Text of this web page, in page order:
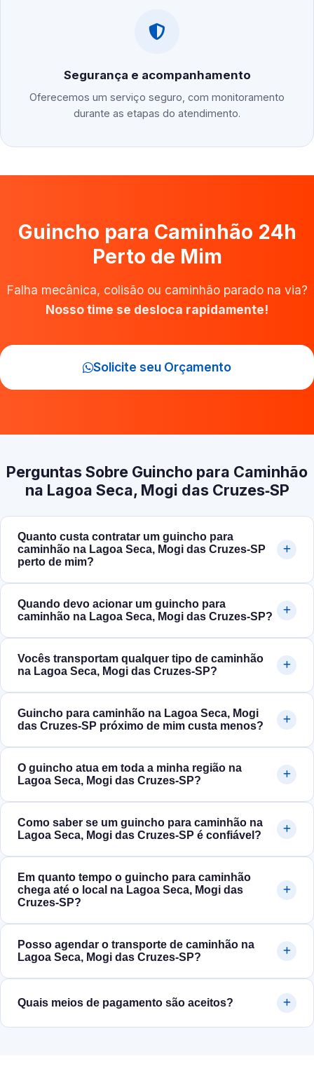
Segurança e acompanhamento
Oferecemos um serviço seguro, com monitoramento
durante as etapas do atendimento.
Guincho para Caminhão 24h
Perto de Mim
Falha mecânica, colisão ou caminhão parado na via?
Nosso time se desloca rapidamente!
Solicite seu Orçamento
Perguntas Sobre Guincho para Caminhão
na Lagoa Seca, Mogi das Cruzes‑SP
Quanto custa contratar um guincho para
caminhão na Lagoa Seca, Mogi das Cruzes‑SP
perto de mim?
Quando devo acionar um guincho para
caminhão na Lagoa Seca, Mogi das Cruzes‑SP?
Vocês transportam qualquer tipo de caminhão
na Lagoa Seca, Mogi das Cruzes‑SP?
Guincho para caminhão na Lagoa Seca, Mogi
das Cruzes‑SP próximo de mim custa menos?
O guincho atua em toda a minha região na
Lagoa Seca, Mogi das Cruzes‑SP?
Como saber se um guincho para caminhão na
Lagoa Seca, Mogi das Cruzes‑SP é confiável?
Em quanto tempo o guincho para caminhão
chega até o local na Lagoa Seca, Mogi das
Cruzes‑SP?
Posso agendar o transporte de caminhão na
Lagoa Seca, Mogi das Cruzes‑SP?
Quais meios de pagamento são aceitos?